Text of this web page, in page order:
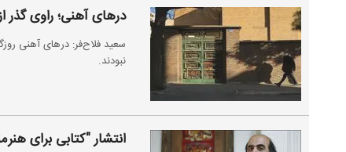
درهای آهنی؛ راوی گذر
سعید فلاح‌فر: درهای آهنی
نبودند.
انتشار "کتابی برای